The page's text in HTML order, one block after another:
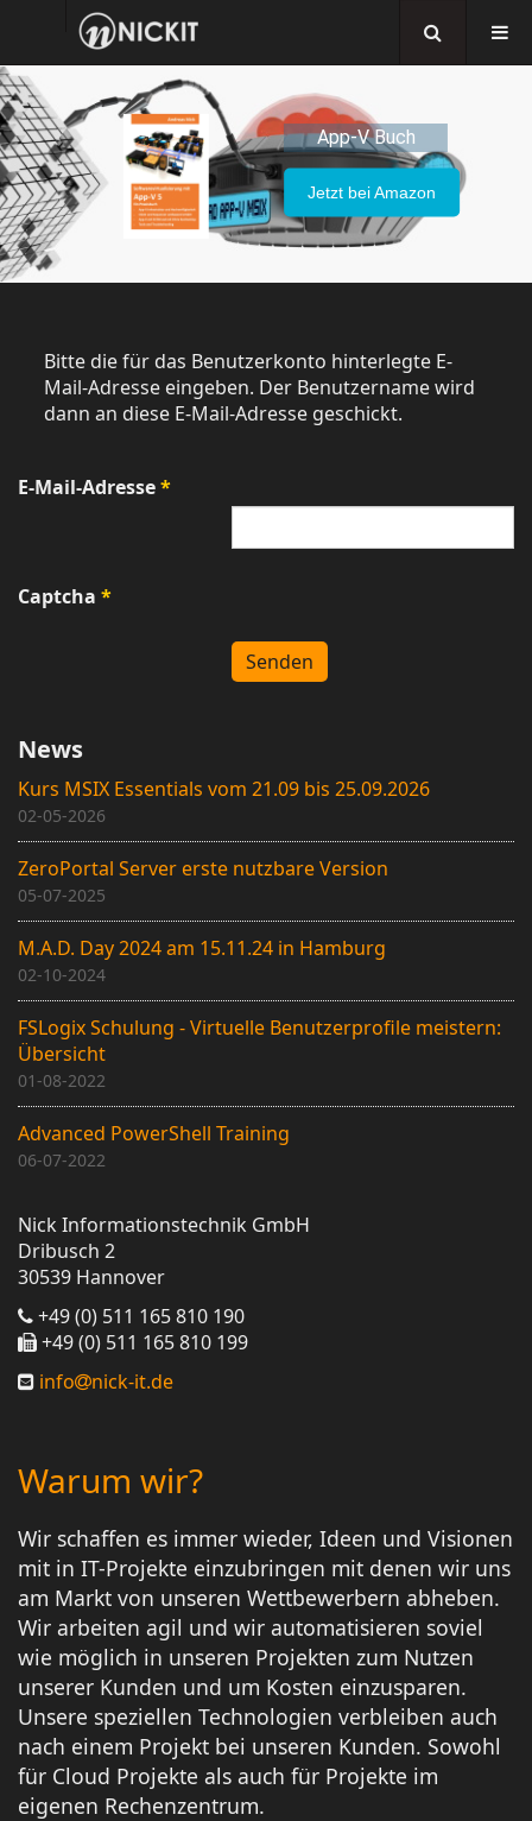
App-V Buch
Jetzt bei Amazon
Bitte die für das Benutzerkonto hinterlegte E-
Mail-Adresse eingeben. Der Benutzername wird
dann an diese E-Mail-Adresse geschickt.
E-Mail-Adresse*
Captcha *
Senden
News
Kurs MSIX Essentials vom 21.09 bis 25.09.2026
02-05-2026
ZeroPortal Server erste nutzbare Version
05-07-2025
M.A.D. Day 2024 am 15.11.24 in Hamburg
02-10-2024
FSLogix Schulung - Virtuelle Benutzerprofile meistern:
Übersicht
01-08-2022
Advanced PowerShell Training
06-07-2022
Nick Informationstechnik GmbH
Dribusch 2
30539 Hannover
+49 (0) 511 165 810 190
+49 (0) 511 165 810 199
info
nick-it.de
Warum wir?
Wir schaffen es immer wieder, Ideen und Visionen
mit in IT-Projekte einzubringen mit denen wir uns
am Markt von unseren Wettbewerbern abheben.
Wir arbeiten agil und wir automatisieren soviel
wie möglich in unseren Projekten zum Nutzen
unserer Kunden und um Kosten einzusparen.
Unsere speziellen Technologien verbleiben auch
nach einem Projekt bei unseren Kunden. Sowohl
für Cloud Projekte als auch für Projekte im
eigenen Rechenzentrum.